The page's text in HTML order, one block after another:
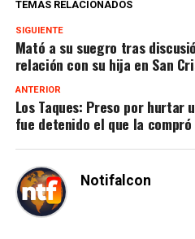
TEMAS RELACIONADOS
SIGUIENTE
Mató a su suegro tras
relación con su hija en San
ANTERIOR
Los Taques: Preso por hurtar
fue detenido el que la compró
Notifalcon